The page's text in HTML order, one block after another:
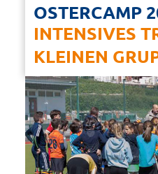
OSTERCAMP
INTENSIVES
KLEINEN